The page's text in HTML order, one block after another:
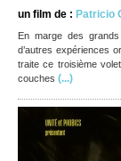
un film de : Patricio
En marge des
d’autres expériences
traite ce troisième
couches (...)